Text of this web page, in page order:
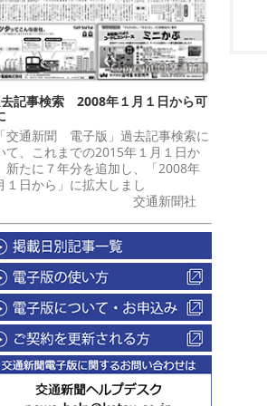
記事検索 2008年１月１日から可
交通新聞 電子版」過去記事検索に
て、これまでの2015年１月１日か
新たに７年分を追加し、「2008年
１日から」に拡大しまし
。 交通新聞社